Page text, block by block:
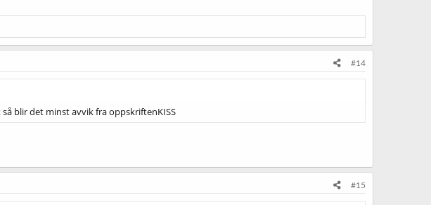
#14
blir det minst avvik fra oppskriftenKISS
#15